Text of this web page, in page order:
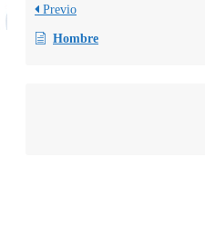
Previo
Hombre